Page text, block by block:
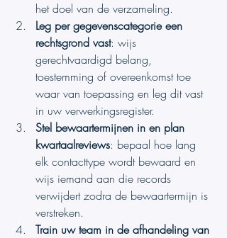
het doel van de verzameling.
Leg per gegevenscategorie een
rechtsgrond vast: wijs
gerechtvaardigd belang,
toestemming of overeenkomst toe
waar van toepassing en leg dit vast
in uw verwerkingsregister.
Stel bewaartermijnen in en plan
kwartaalreviews: bepaal hoe lang
elk contacttype wordt bewaard en
wijs iemand aan die records
verwijdert zodra de bewaartermijn is
verstreken.
Train uw team in de afhandeling van